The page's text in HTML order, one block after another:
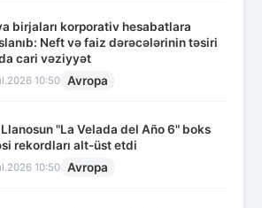
birjaları korporativ hesabatlara
Neft və faiz dərəcələrinin təsiri
cari vəziyyət
10:50 Avropa
"La Velada del Año 6" boks
rekordları alt-üst etdi
10:50 Avropa